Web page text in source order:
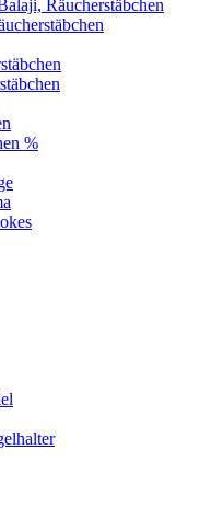
Räucherstäbchen
%